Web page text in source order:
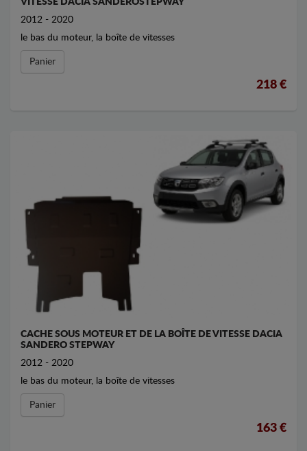
VITESSE DACIA SANDEROSTEPWAY
2012 - 2020
le bas du moteur, la boîte de vitesses
Panier
218 €
CACHE SOUS MOTEUR ET DE LA BOÎTE DE VITESSE DACIA
SANDERO STEPWAY
2012 - 2020
le bas du moteur, la boîte de vitesses
Panier
163 €